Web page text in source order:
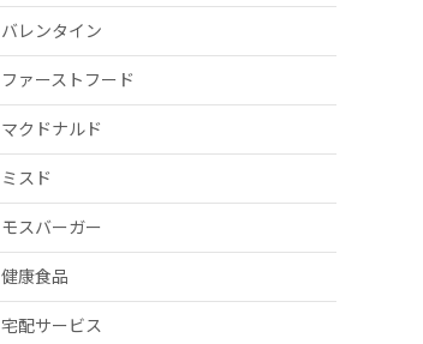
バレンタイン
ファーストフード
マクドナルド
ミスド
モスバーガー
健康食品
宅配サービス